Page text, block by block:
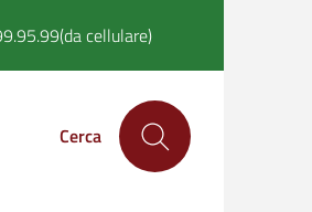
(da cellulare)
Cerca